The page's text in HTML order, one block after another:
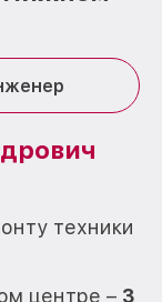
техники
центре – 3